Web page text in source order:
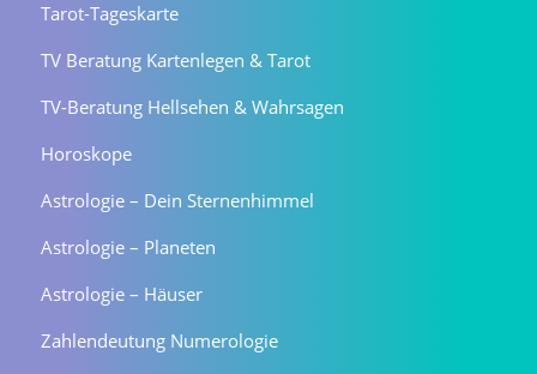
Tarot-Tageskarte
TV Beratung Kartenlegen & Tarot
TV-Beratung Hellsehen & Wahrsagen
Horoskope
Astrologie – Dein Sternenhimmel
Astrologie – Planeten
Astrologie – Häuser
Zahlendeutung Numerologie